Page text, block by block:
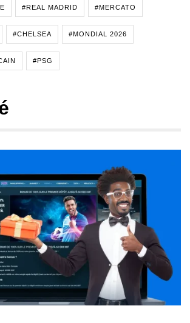
#REAL MADRID #MERCATO
#CHELSEA #MONDIAL 2026
#PSG